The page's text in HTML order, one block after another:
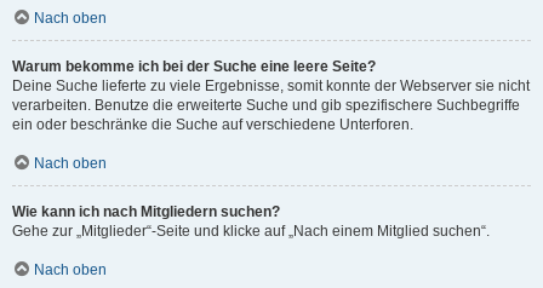
Nach oben
Warum bekomme ich bei der Suche eine leere Seite?
Deine Suche lieferte zu viele Ergebnisse, somit konnte der Webserver sie nicht
verarbeiten. Benutze die erweiterte Suche und gib spezifischere Suchbegriffe
ein oder beschränke die Suche auf verschiedene Unterforen.
Nach oben
Wie kann ich nach Mitgliedern suchen?
Gehe zur „Mitglieder“-Seite und klicke auf „Nach einem Mitglied suchen“.
Nach oben